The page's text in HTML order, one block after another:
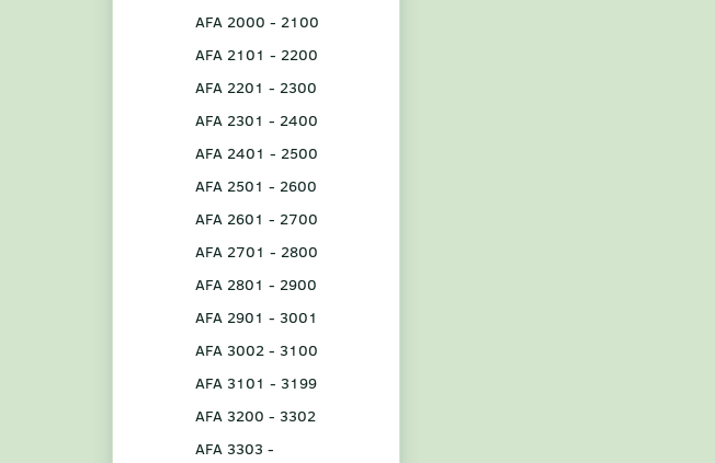
AFA 2000 - 2100
AFA 2101 - 2200
AFA 2201 - 2300
AFA 2301 - 2400
AFA 2401 - 2500
AFA 2501 - 2600
AFA 2601 - 2700
AFA 2701 - 2800
AFA 2801 - 2900
AFA 2901 - 3001
AFA 3002 - 3100
AFA 3101 - 3199
AFA 3200 - 3302
AFA 3303 -